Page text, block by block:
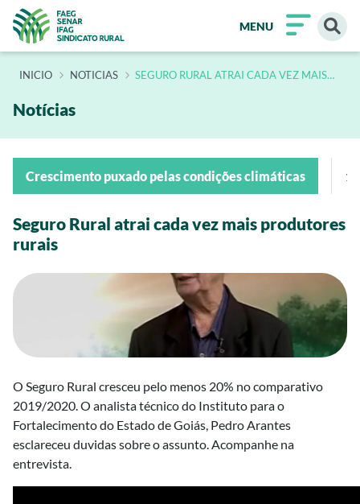
MENU
INÍCIO NOTICIAS SEGURO RURAL ATRAI CADA VEZ MAIS
Notícias
Crescimento puxado pelas condições climáticas
Seguro Rural atrai cada vez mais produtores
rurais
O Seguro Rural cresceu pelo menos 20% no comparativo
2019/2020. O analista técnico do Instituto para o
Fortalecimento do Estado de Goiás, Pedro Arantes
esclareceu duvidas sobre o assunto. Acompanhe na
entrevista.